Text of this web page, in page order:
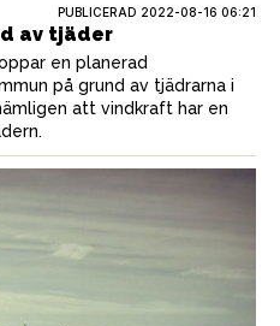
PUBLICERAD 2022-08-16 06:21
av tjäder
en planerad
på grund av tjädrarna i
att vindkraft har en